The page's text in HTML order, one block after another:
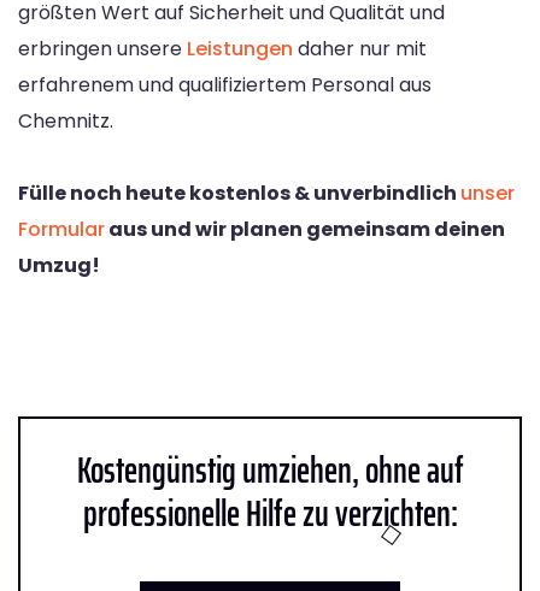
größten Wert auf Sicherheit und Qualität und
erbringen unsere Leistungen daher nur mit
erfahrenem und qualifiziertem Personal aus
Chemnitz.
Fülle noch heute kostenlos & unverbindlich unser
Formularaus und wir planen gemeinsam deinen
Umzug!
Kostengünstig umziehen, ohne auf
professionelle Hilfe zu verzichten: